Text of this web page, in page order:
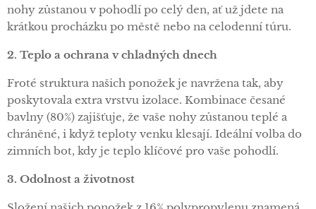
nohy zůstanou v pohodlí po celý den, ať už jdete na
krátkou procházku po městě nebo na celodenní túru.
2. Teplo a ochrana v chladných dnech
Froté struktura našich ponožek je navržena tak, aby
poskytovala extra vrstvu izolace. Kombinace česané
bavlny (80%) zajišťuje, že vaše nohy zůstanou teplé a
chráněné, i když teploty venku klesají. Ideální volba do
zimních bot, kdy je teplo klíčové pro vaše pohodlí.
3. Odolnost a životnost